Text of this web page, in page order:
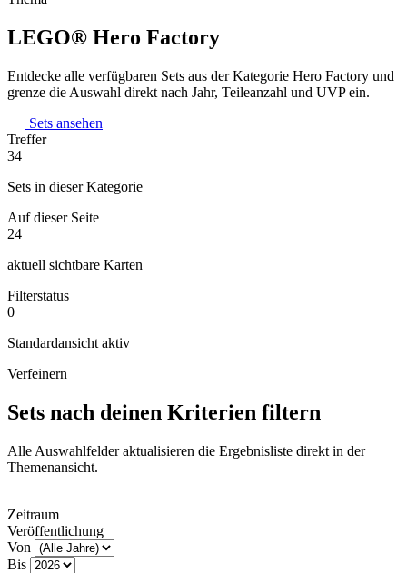
LEGO® Hero Factory
Entdecke alle verfügbaren Sets aus der Kategorie Hero Factory und
grenze die Auswahl direkt nach Jahr, Teileanzahl und UVP ein.
Sets ansehen
Treffer
34
Sets in dieser Kategorie
Auf dieser Seite
24
aktuell sichtbare Karten
Filterstatus
0
Standardansicht aktiv
Verfeinern
Sets nach deinen Kriterien filtern
Alle Auswahlfelder aktualisieren die Ergebnisliste direkt in der
Themenansicht.
Zeitraum
Veröffentlichung
Von
Bis